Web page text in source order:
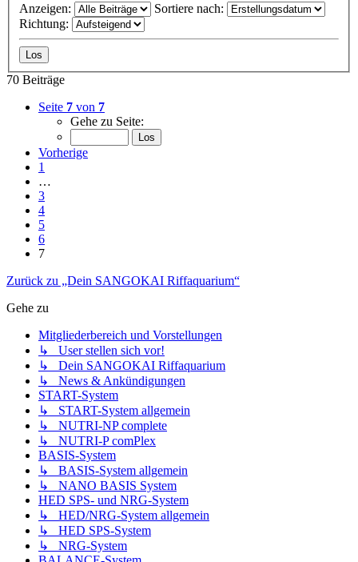
Anzeigen:
Sortiere nach:
Richtung:
70 Beiträge
Seite 7 von 7
Gehe zu Seite:
Vorherige
1
…
3
4
5
6
7
Zurück zu „Dein SANGOKAI Riffaquarium“
Gehe zu
Mitgliederbereich und Vorstellungen
↳ User stellen sich vor!
↳ Dein SANGOKAI Riffaquarium
↳ News & Ankündigungen
START-System
↳ START-System allgemein
↳ NUTRI-NP complete
↳ NUTRI-P comPlex
BASIS-System
↳ BASIS-System allgemein
↳ NANO BASIS System
HED SPS- und NRG-System
↳ HED/NRG-System allgemein
↳ HED SPS-System
↳ NRG-System